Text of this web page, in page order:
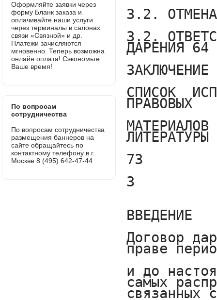
Оформляйте заявки через
форму Бланк заказа и
оплачивайте наши услуги
через терминалы в салонах
связи «Связной» и др.
Платежи зачисляются
мгновенно. Теперь возможна
онлайн оплата! Сэкономьте
Ваше время!
По вопросам
сотрудничества
По вопросам сотрудничества
размещения баннеров на
сайте обращайтесь по
контактному телефону в г.
Москве 8 (495) 642-47-44